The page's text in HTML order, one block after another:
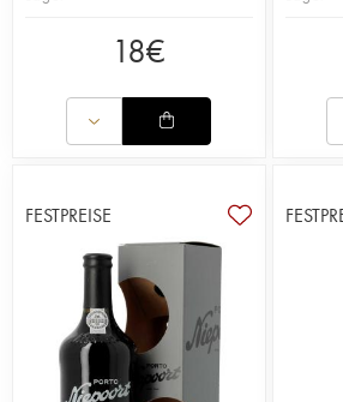
18€
FESTPREISE